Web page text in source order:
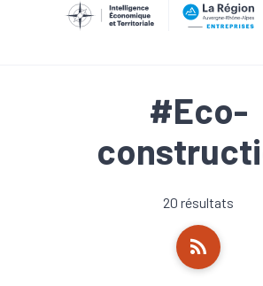
#Eco-
20 résultats